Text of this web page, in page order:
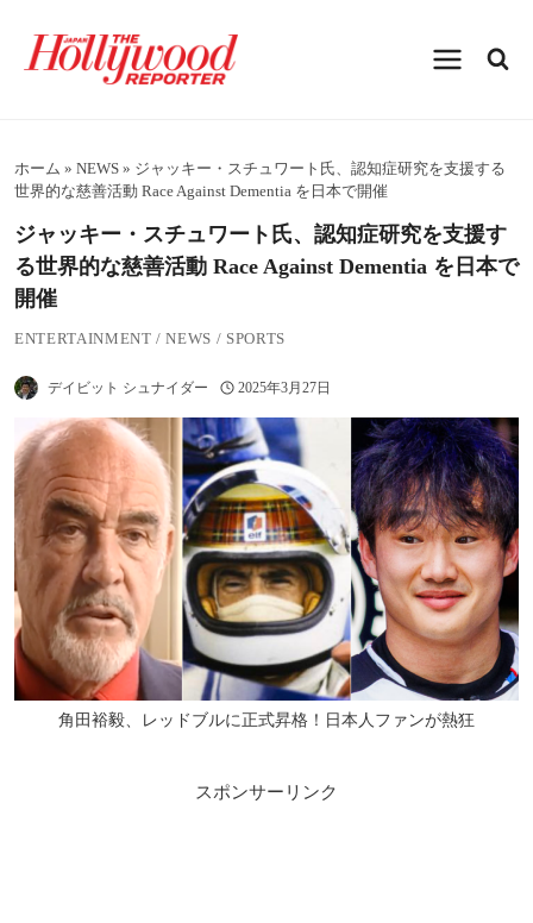
プホーム » NEWS » ジャッキー・スチュワート氏、認知症研究を支援する
世界的な慈善活動 Race Against Dementia を日本で開催
ジャッキー・スチュワート氏、認知症研究を支援す
る世界的な慈善活動 Race Against Dementia を日本で
開催
ENTERTAINMENT /NEWS / SPORTS
デイビット シュナイダー 2025年3月27日
角田裕毅、レッドブルに正式昇格！日本人ファンが熱狂
スポンサーリンク